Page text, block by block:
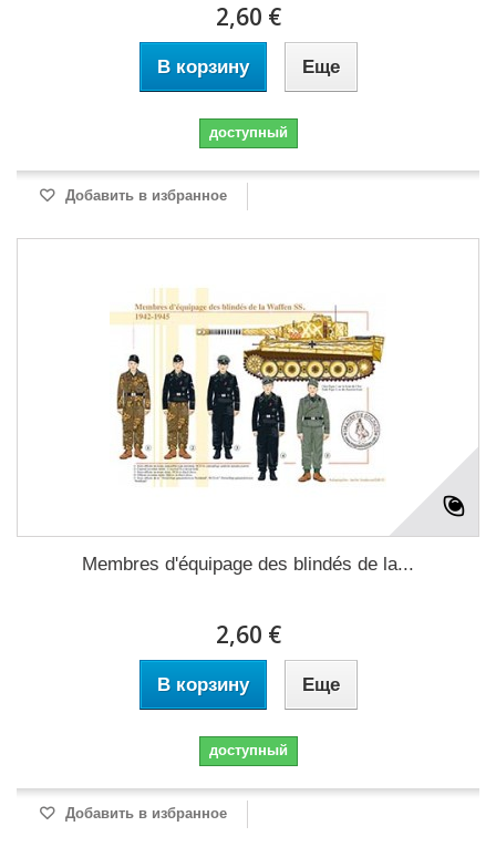
2,60 €
В корзину Еще
доступный
Добавить в избранное
Membres d'équipage des blindés de la...
2,60 €
В корзину Еще
доступный
Добавить в избранное